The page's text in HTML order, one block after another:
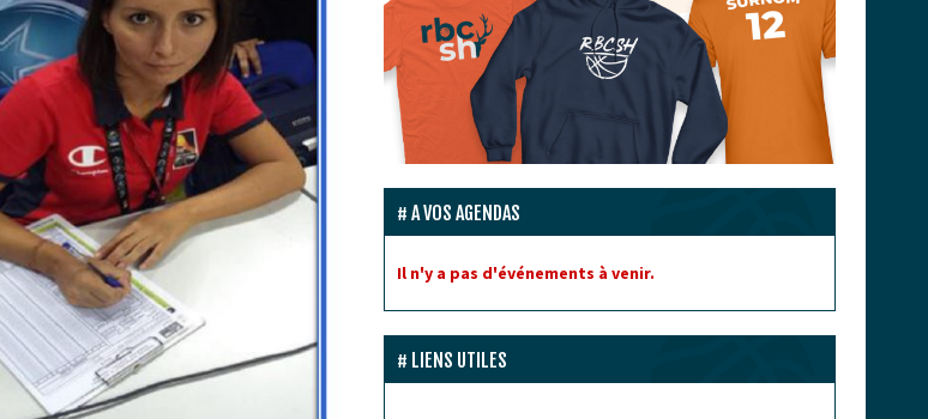
A VOS AGENDAS
Il n'y a pas d'événements à venir.
LIENS UTILES